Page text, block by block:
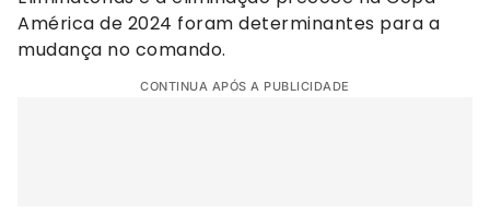
América de 2024 foram determinantes para a
mudança no comando.
CONTINUA APÓS A PUBLICIDADE